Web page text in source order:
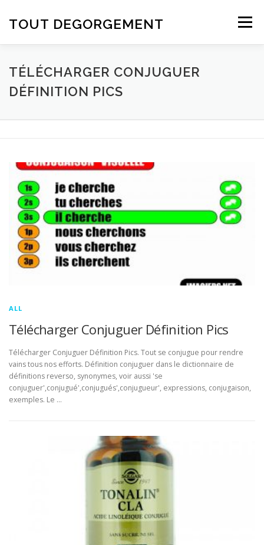
TOUT DEGORGEMENT Menu
TÉLÉCHARGER CONJUGUER
DÉFINITION PICS
ALL
Télécharger Conjuguer Définition Pics
Télécharger Conjuguer Définition Pics. Tout se conjugue pour rendre
vains tous nos efforts. Définition conjuguer dans le dictionnaire de
définitions reverso, synonymes, voir aussi 'se
conjuguer',conjugué',conjugués',conjugueur', expressions, conjugaison,
exemples. Le …